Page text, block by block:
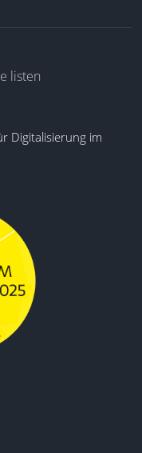
listen
Digitalisierung im